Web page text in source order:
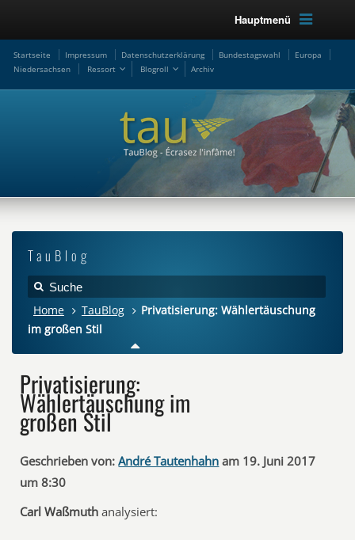
Hauptmenü
Startseite Impressum Datenschutzerklärung Bundestagswahl
Europa
Niedersachsen
Ressort Blogroll Archiv
TauBlog
Home TauBlog
Privatisierung: Wählertäuschung
im großen Stil
Privatisierung:
Wählertäuschung im
großen Stil
Geschrieben von: André Tautenhahn am 19. Juni 2017
um 8:30
Carl Waßmuth analysiert: